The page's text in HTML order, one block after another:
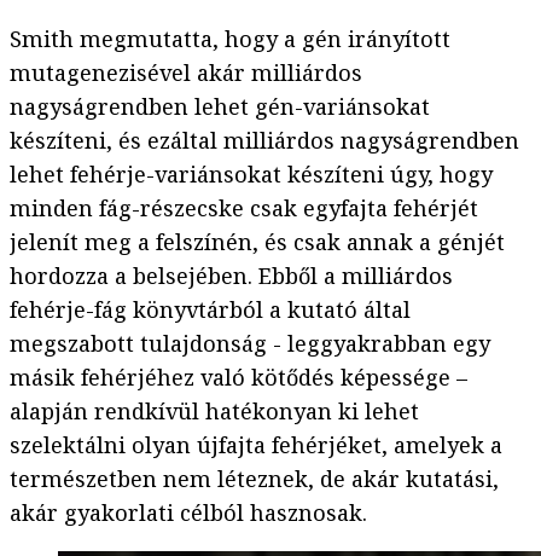
Smith megmutatta, hogy a gén irányított
mutagenezisével akár milliárdos
nagyságrendben lehet gén-variánsokat
készíteni, és ezáltal milliárdos nagyságrendben
lehet fehérje-variánsokat készíteni úgy, hogy
minden fág-részecske csak egyfajta fehérjét
jelenít meg a felszínén, és csak annak a génjét
hordozza a belsejében. Ebből a milliárdos
fehérje-fág könyvtárból a kutató által
megszabott tulajdonság - leggyakrabban egy
másik fehérjéhez való kötődés képessége –
alapján rendkívül hatékonyan ki lehet
szelektálni olyan újfajta fehérjéket, amelyek a
természetben nem léteznek, de akár kutatási,
akár gyakorlati célból hasznosak.